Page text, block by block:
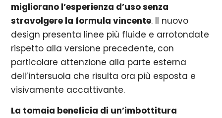
migliorano l’esperienza d’uso senza
stravolgere la formula vincente. Il nuovo
design presenta linee più fluide e arrotondate
rispetto alla versione precedente, con
particolare attenzione alla parte esterna
dell’intersuola che risulta ora più esposta e
visivamente accattivante.
La tomaia beneficia di un’imbottitura